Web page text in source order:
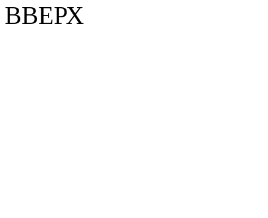
ВВЕРХ